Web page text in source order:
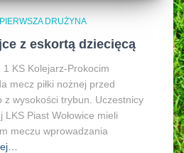
PIERWSZA DRUŻYNA
z eskortą dziecięcą
1 KS Kolejarz-Prokocim
mecz piłki nożnej przed
z wysokości trybun. Uczestnicy
LKS Piast Wołowice mieli
meczu wprowadzania